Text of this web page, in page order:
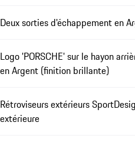
Deux sorties d'échappement en
Logo 'PORSCHE' sur le hayon
en Argent (finition brillante)
Rétroviseurs extérieurs
extérieure